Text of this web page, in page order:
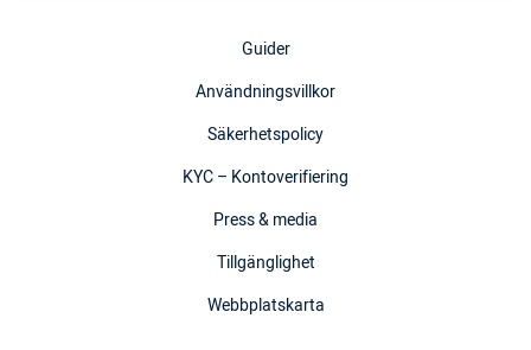
Guider
Användningsvillkor
Säkerhetspolicy
KYC – Kontoverifiering
Press & media
Tillgänglighet
Webbplatskarta